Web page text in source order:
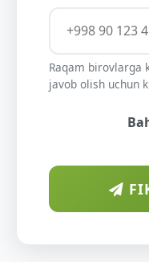
Raqam birovlarga
javob olish uchun